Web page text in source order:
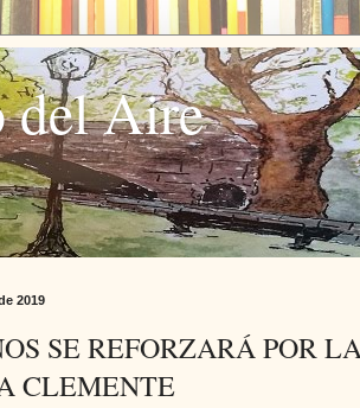
del Aire
2019
SE REFORZARÁ POR
CLEMENTE